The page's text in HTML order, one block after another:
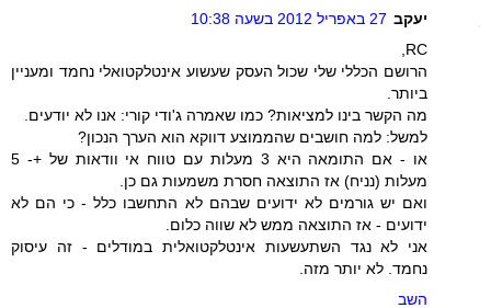
יעקב 27 באפריל 2012 בשעה 10:38
RC,
הרושם הכללי שלי שכול העסק שעשוע אינטלקטואלי נחמד ומעניין
ביותר.
מה הקשר בינו למציאות? כמו שאמרה ג'ודי קורי: אנו לא יודעים.
למשל: למה חושבים שהממוצע דווקא הוא הערך הנכון?
או - אם התומאה היא 3 מעלות עם טווח אי וודאות של +- 5
מעלות (נניח) אז התוצאה חסרת משמעות גם כן.
ואם יש גורמים לא ידועים שבהם לא התחשבו כלל - כי הם לא
ידועים - אז התוצאה ממש לא שווה כלום.
אני לא נגד השתעשעות אינטלקטואלית במודלים - זה עיסוק
נחמד. לא יותר מזה.
השב